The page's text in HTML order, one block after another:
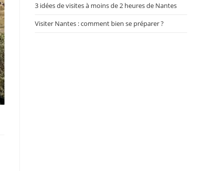
3 idées de visites à moins de 2 heures de Nantes
Visiter Nantes : comment bien se préparer ?